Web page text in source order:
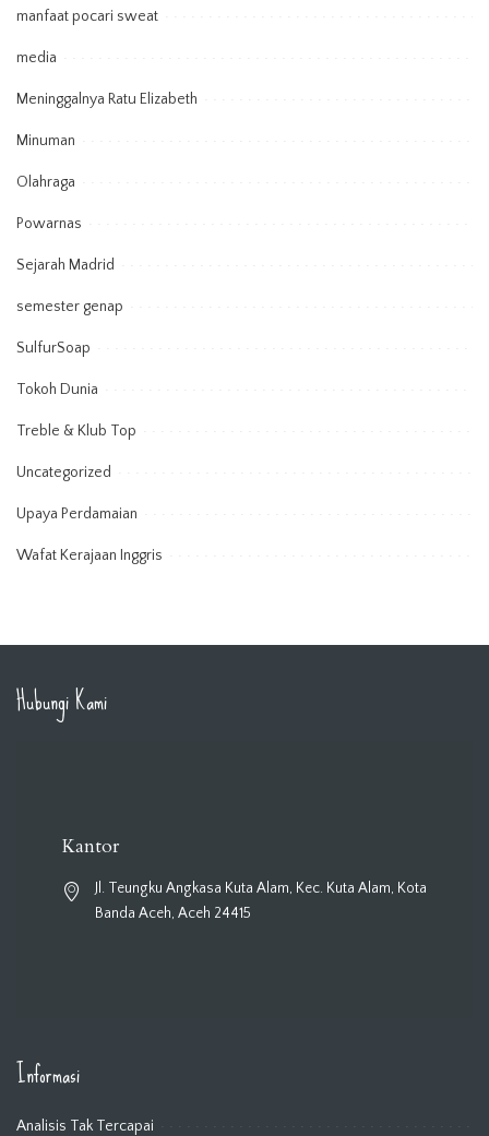
manfaat pocari sweat
media
Meninggalnya Ratu Elizabeth
Minuman
Olahraga
Powarnas
Sejarah Madrid
semester genap
SulfurSoap
Tokoh Dunia
Treble & Klub Top
Uncategorized
Upaya Perdamaian
Wafat Kerajaan Inggris
Hubungi Kami
Kantor
Jl. Teungku Angkasa Kuta Alam, Kec. Kuta Alam, Kota
Banda Aceh, Aceh 24415
Informasi
Analisis Tak Tercapai